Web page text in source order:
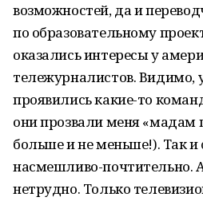
возможностей, да и
по образовательному
оказались интересы у
тележурналистов.
проявились какие-то
они прозвали меня «мадам
больше и не меньше!). Так
насмешливо-почтительно.
нетрудно. Только